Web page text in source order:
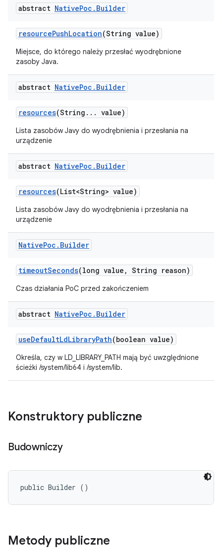
abstract NativePoc . Builder
resourcePushLocation(String value)
Miejsce, do którego należy przesłać wyodrębnione
zasoby Java.
abstract NativePoc . Builder
resources(String . . . value)
Lista zasobów Javy do wyodrębnienia i przesłania na
urządzenie
abstract NativePoc . Builder
resources(List<String> value)
Lista zasobów Javy do wyodrębnienia i przesłania na
urządzenie
NativePoc . Builder
timeoutSeconds(long value , String reason)
Czas działania PoC przed zakończeniem
abstract NativePoc . Builder
useDefaultLdLibraryPath(boolean value)
Określa, czy w LD_LIBRARY_PATH mają być uwzględnione
ścieżki /system/lib64 i /system/lib.
Konstruktory publiczne
Budowniczy
public Builder ()
Metody publiczne